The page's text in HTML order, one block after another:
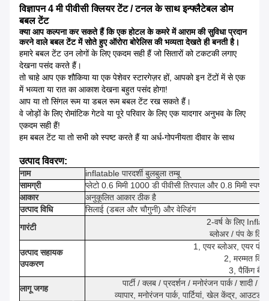
विज्ञापन 4 मी पीवीसी क्लियर टेंट / टनल के साथ इन्फ्लैटेबल डोम
बबल टेंट
क्या आप कल्पना कर सकते हैं कि एक होटल के कमरे में आराम की सुविधा प्रदान
करने वाले बबल टेंट में सोते हुए ऑरोरा बोरेलिस की भव्यता देखते ही बनती है।
हमारे बबल टेंट उन लोगों के लिए एकदम सही हैं जो सितारों को टकटकी लगाए
देखना पसंद करते हैं।
तो चाहे आप एक शौकिया या एक पेशेवर स्टारगेज़र हों, आपको इन टेंटों में से एक
में भव्यता या रात का आकाश देखना बहुत पसंद होगा!
आप या तो सिंगल रूम या डबल रूम बबल टेंट रख सकते हैं।
वे जोड़ों के लिए रोमांटिक गेटवे या पूरे परिवार के लिए एक यादगार अनुभव के लिए
एकदम सही हैं!
हम बबल टेंट या तो सभी को स्पष्ट करते हैं या अर्ध-गोपनीयता दीवार के साथ
उत्पाद विवरण:
नाम
inflatable पारदर्शी बुलबुला तम्बू
सामग्री
प्लेटो 0.6 मिमी 1000 डी पीवीसी तिरपाल और 0.8 मिमी स्पष्ट
आकार
अनुकूलित आकार ठीक है
उत्पाद विधि
सिलाई (डबल और चौगुनी) और वेल्डिंग
गारंटी
2-वर्ष के लिए
ब्लोअर / पंप के लिए
उत्पाद सहायक
उपकरण
1, एयर ब्लोअर, एयर पंप
2, मरम्मत
3, पैकिंग बैग
लागू जगह
पार्टी / क्लब / प्रदर्शन / मनोरंजन पार्क / शादी /
व्यापार, मनोरंजन पार्क, पार्टियां, खेल केंद्र,